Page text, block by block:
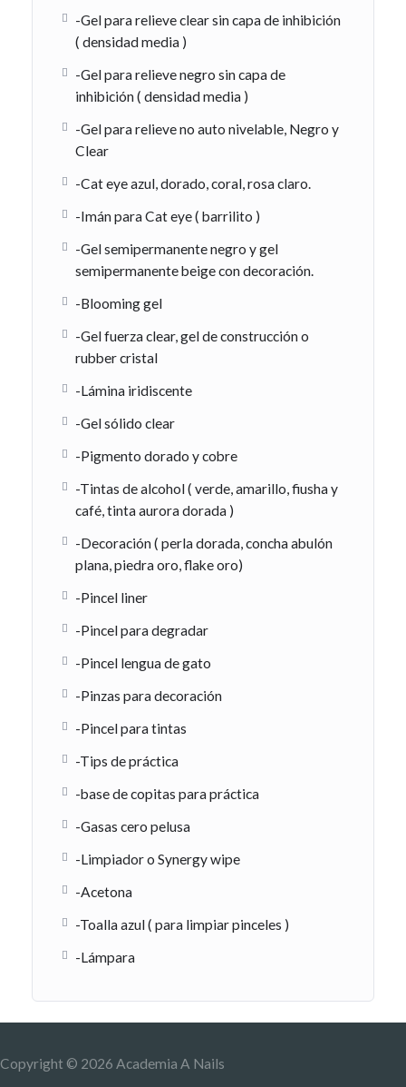
-Gel para relieve clear sin capa de inhibición
( densidad media )
-Gel para relieve negro sin capa de
inhibición ( densidad media )
-Gel para relieve no auto nivelable, Negro y
Clear
-Cat eye azul, dorado, coral, rosa claro.
-Imán para Cat eye ( barrilito )
-Gel semipermanente negro y gel
semipermanente beige con decoración.
-Blooming gel
-Gel fuerza clear, gel de construcción o
rubber cristal
-Lámina iridiscente
-Gel sólido clear
-Pigmento dorado y cobre
-Tintas de alcohol ( verde, amarillo, fiusha y
café, tinta aurora dorada )
-Decoración ( perla dorada, concha abulón
plana, piedra oro, flake oro)
-Pincel liner
-Pincel para degradar
-Pincel lengua de gato
-Pinzas para decoración
-Pincel para tintas
-Tips de práctica
-base de copitas para práctica
-Gasas cero pelusa
-Limpiador o Synergy wipe
-Acetona
-Toalla azul ( para limpiar pinceles )
-Lámpara
Copyright © 2026 Academia A Nails